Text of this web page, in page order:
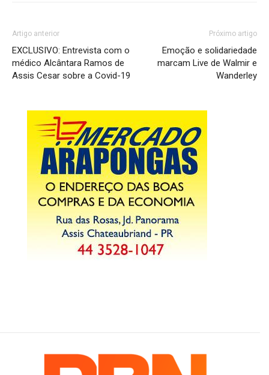
Artigo anterior
EXCLUSIVO: Entrevista com o
médico Alcântara Ramos de
Assis Cesar sobre a Covid-19
Próximo artigo
Emoção e solidariedade
marcam Live de Walmir e
Wanderley